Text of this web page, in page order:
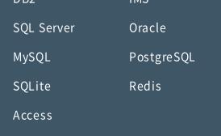
SQL Server Oracle
MySQL PostgreSQL
SQLite Redis
Access